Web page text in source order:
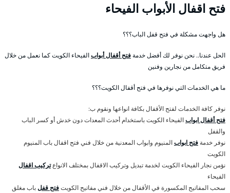
فتح اقفال الأبواب الفيحاء
هل واجهت مشكلة في فتح قفل الباب؟؟؟
الحل عندنا.. نحن نوفر لك أفضل خدمةفتح أقفال أبوابالفيحاء الكويت كما نعمل من خلال
فريق متكامل من نجارين وفنين
ما هي الخدمات التي نوفرها في فتح أقفال الكويت؟؟؟
نوفر كافة الخدمات لفتح الأقفال بكافة انواعها ونقوم ب:
فتح أقفال ابوابالفيحاء الكويت باستخدام أحدث المعدات دون خدش أو كسر الباب
والقفل
نوفر خدمة فتح ابوابالمنيوم وابواب المعدنية من خلال فني فتح اقفال باب المنيوم
الكويت
نؤمن نجار الفيحاء الكويت لخدمة تبديل وتركيب الاقفال بمختلف الانواعتركيب اقفال
الفيحاء
سحب المفاتيح المكسورة في الأقفال من خلال فني مفاتيح الكويتفتح قفلباب مغلق